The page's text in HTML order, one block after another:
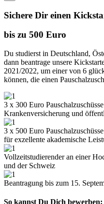
Sichere Dir einen
bis zu 500 Euro
Du studierst in Deutschland,
dann beantrage unsere
2021/2022, um einer von 6
können, die einen
3 x 300 Euro
Krankenversicherung und
3 x 500 Euro
für exzellente akademische
Vollzeitstudierender an einer
und der Schweiz
Beantragung bis zum 15.
So kannst Du Dich bewerben: